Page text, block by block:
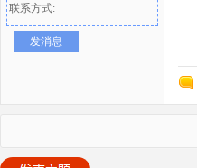
联系方式:
发消息